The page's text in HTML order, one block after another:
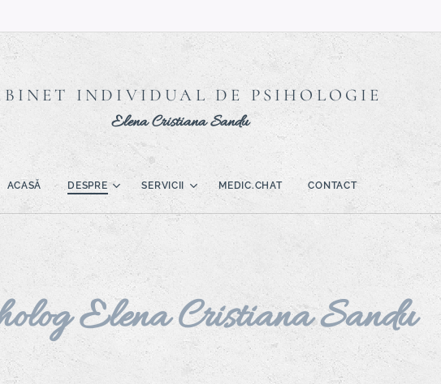
INDIVIDUAL DE PSIHOLOGIE
Elena Cristiana Sandu
ACASĂ DESPRE SERVICII MEDIC.CHAT CONTACT
Elena Cristiana Sandu